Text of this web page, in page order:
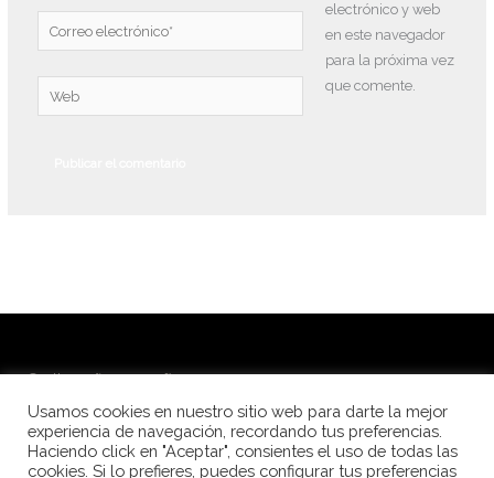
Correo
electrónico*
Web
electrónico y web
en este navegador
para la próxima vez
que comente.
© Alba Peña Fotografía 2026
Fotografía de festivales de danza
Fotografía para escuelas de danza
Usamos cookies en nuestro sitio web para darte la mejor
experiencia de navegación, recordando tus preferencias.
Haciendo click en "Aceptar", consientes el uso de todas las
cookies. Si lo prefieres, puedes configurar tus preferencias